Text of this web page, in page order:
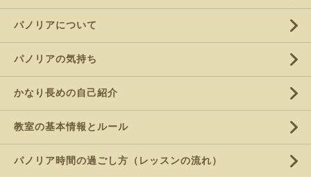
パノリアについて
パノリアの気持ち
かなり長めの自己紹介
教室の基本情報とルール
パノリア時間の過ごし方（レッスンの流れ）